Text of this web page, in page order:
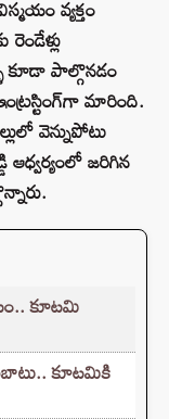
వ్యక్తం
కూడా పాల్గొనడం
మారింది.
వెన్నుపోటు
జరిగిన
కూటమి
కూటమికి